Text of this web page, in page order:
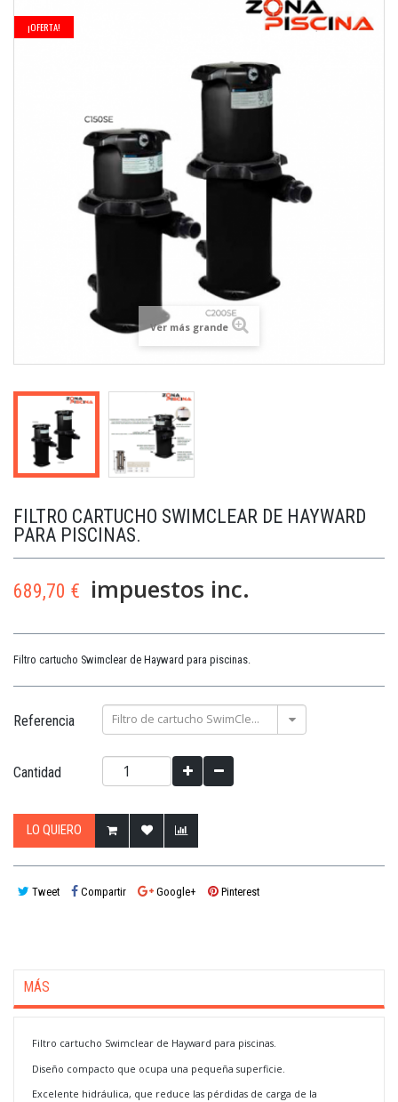
¡OFERTA!
Ver más grande
FILTRO CARTUCHO SWIMCLEAR DE HAYWARD
PARA PISCINAS.
689,70 € impuestos inc.
Filtro cartucho Swimclear de Hayward para piscinas.
Referencia Filtro de cartucho SwimClear C150SE
Cantidad
LO QUIERO
Tweet Compartir Google+ Pinterest
MÁS
Filtro cartucho Swimclear de Hayward para piscinas.
Diseño compacto que ocupa una pequeña superficie.
Excelente hidráulica, que reduce las pérdidas de carga de la